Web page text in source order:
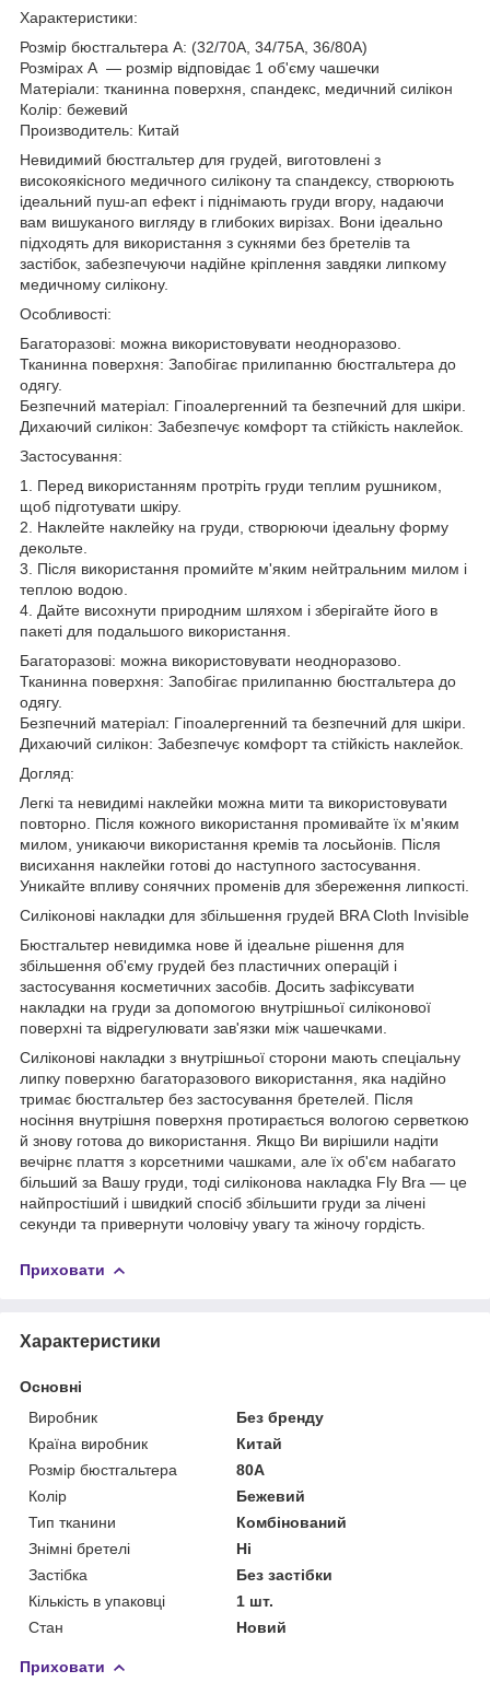
Характеристики:
Розмір бюстгальтера А: (32/70A, 34/75A, 36/80A)
Розмірах A — розмір відповідає 1 об'єму чашечки
Матеріали: тканинна поверхня, спандекс, медичний силікон
Колір: бежевий
Производитель: Китай
Невидимий бюстгальтер для грудей, виготовлені з
високоякісного медичного силікону та спандексу, створюють
ідеальний пуш-ап ефект і піднімають груди вгору, надаючи
вам вишуканого вигляду в глибоких вирізах. Вони ідеально
підходять для використання з сукнями без бретелів та
застібок, забезпечуючи надійне кріплення завдяки липкому
медичному силікону.
Особливості:
Багаторазові: можна використовувати неодноразово.
Тканинна поверхня: Запобігає прилипанню бюстгальтера до
одягу.
Безпечний матеріал: Гіпоалергенний та безпечний для шкіри.
Дихаючий силікон: Забезпечує комфорт та стійкість наклейок.
Застосування:
1. Перед використанням протріть груди теплим рушником,
щоб підготувати шкіру.
2. Наклейте наклейку на груди, створюючи ідеальну форму
декольте.
3. Після використання промийте м'яким нейтральним милом і
теплою водою.
4. Дайте висохнути природним шляхом і зберігайте його в
пакеті для подальшого використання.
Багаторазові: можна використовувати неодноразово.
Тканинна поверхня: Запобігає прилипанню бюстгальтера до
одягу.
Безпечний матеріал: Гіпоалергенний та безпечний для шкіри.
Дихаючий силікон: Забезпечує комфорт та стійкість наклейок.
Догляд:
Легкі та невидимі наклейки можна мити та використовувати
повторно. Після кожного використання промивайте їх м'яким
милом, уникаючи використання кремів та лосьйонів. Після
висихання наклейки готові до наступного застосування.
Уникайте впливу сонячних променів для збереження липкості.
Силіконові накладки для збільшення грудей BRA Cloth Invisible
Бюстгальтер невидимка нове й ідеальне рішення для
збільшення об'єму грудей без пластичних операцій і
застосування косметичних засобів. Досить зафіксувати
накладки на груди за допомогою внутрішньої силіконової
поверхні та відрегулювати зав'язки між чашечками.
Силіконові накладки з внутрішньої сторони мають спеціальну
липку поверхню багаторазового використання, яка надійно
тримає бюстгальтер без застосування бретелей. Після
носіння внутрішня поверхня протирається вологою серветкою
й знову готова до використання. Якщо Ви вирішили надіти
вечірнє плаття з корсетними чашками, але їх об'єм набагато
більший за Вашу груди, тоді силіконова накладка Fly Bra — це
найпростіший і швидкий спосіб збільшити груди за лічені
секунди та привернути чоловічу увагу та жіночу гордість.
Приховати
Характеристики
Основні
Виробник
Без бренду
Країна виробник
Китай
Розмір бюстгальтера
80A
Колір
Бежевий
Тип тканини
Комбінований
Знімні бретелі
Ні
Застібка
Без застібки
Кількість в упаковці
1 шт.
Стан
Новий
Приховати